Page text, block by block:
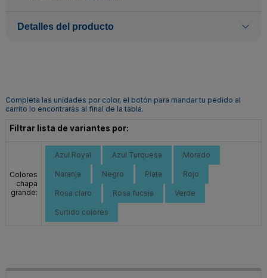
Detalles del producto
Completa las unidades por color, el botón para mandar tu pedido al
carrito lo encontrarás al final de la tabla.
Filtrar lista de variantes por:
Colores
chapa
grande:
Azul Royal Azul Turquesa Morado
Naranja Negro Plata Rojo
Rosa claro Rosa fucsia Verde
Surtido colores